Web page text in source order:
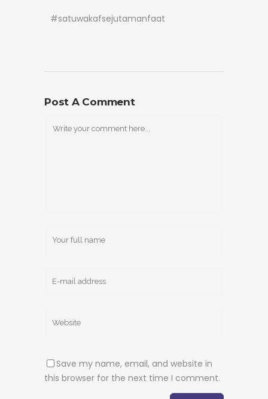
#satuwakafsejutamanfaat
Post A Comment
Save my name, email, and website in
this browser for the next time I comment.